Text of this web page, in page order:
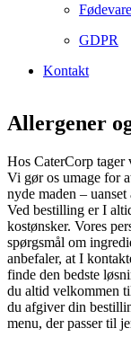
GDPR
Kontakt
Allergener
Hos CaterCorp
Vi gør os umage for
nyde maden –
Ved bestilling er I
kostønsker. Vores
spørgsmål om
anbefaler, at I
finde den bedste
du altid velkommen
du afgiver din
menu, der passer til